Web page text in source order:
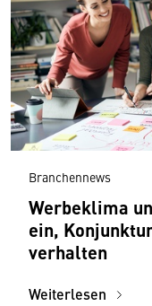
Branchennews
Werbeklima
ein,
verhalten
Weiterlesen